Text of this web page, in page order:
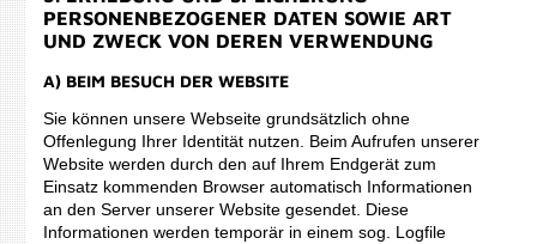
PERSONENBEZOGENER DATEN SOWIE ART
UND ZWECK VON DEREN VERWENDUNG
A) BEIM BESUCH DER WEBSITE
Sie können unsere Webseite grundsätzlich ohne
Offenlegung Ihrer Identität nutzen. Beim Aufrufen unserer
Website werden durch den auf Ihrem Endgerät zum
Einsatz kommenden Browser automatisch Informationen
an den Server unserer Website gesendet. Diese
Informationen werden temporär in einem sog. Logfile